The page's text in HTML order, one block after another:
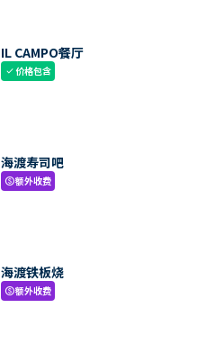
IL CAMPO餐厅
check价格包含
海渡寿司吧
paid额外收费
海渡铁板烧
paid额外收费